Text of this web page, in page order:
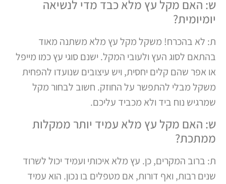
ש: האם מקל עץ מלא כבד מדי לנשיאה
יומיומית?
ת: לא בהכרח! משקל מקל עץ מלא משתנה מאוד
בהתאם לסוג העץ ולעובי המקל. ישנם סוגי עץ כמו מייפל
או אפר שהם קלים יחסית, ויש עיצובים שנועדו להפחית
משקל מבלי להתפשר על החוזק. חשוב לבחור מקל
שמרגיש נוח ביד ולא מכביד עליכם.
ש: האם מקל עץ מלא עמיד יותר ממקלות
ממתכת?
ת: ברוב המקרים, כן. עץ מלא איכותי ועמיד יכול לשרוד
שנים רבות, ואף דורות, אם מטפלים בו נכון. הוא עמיד